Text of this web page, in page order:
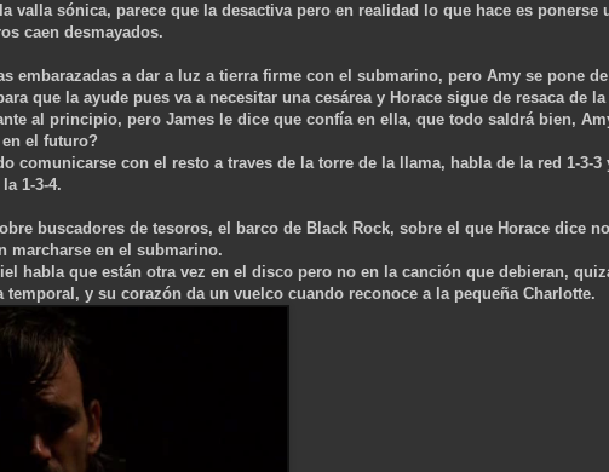
valla sónica, parece que la desactiva pero en realidad lo que hace es ponerse
caen desmayados.
embarazadas a dar a luz a tierra firme con el submarino, pero Amy se pone
que la ayude pues va a necesitar una cesárea y Horace sigue de resaca de
al principio, pero James le dice que confía en ella, que todo saldrá bien,
el futuro?
comunicarse con el resto a traves de la torre de la llama, habla de la red 1-3-3
1-3-4.
buscadores de tesoros, el barco de Black Rock, sobre el que Horace dice
marcharse en el submarino.
habla que están otra vez en el disco pero no en la canción que debieran,
y su corazón da un vuelco cuando reconoce a la pequeña Charlotte.